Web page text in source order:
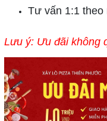
Tư vấn 1:1 theo
Lưu ý: Ưu đãi không